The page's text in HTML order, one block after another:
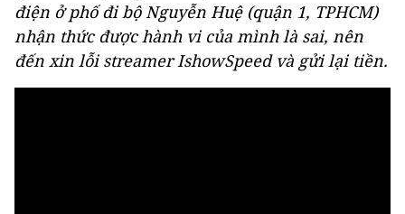
điện ở phố đi bộ Nguyễn Huệ (quận 1, TPHCM)
nhận thức được hành vi của mình là sai, nên
đến xin lỗi streamer IshowSpeed và gửi lại tiền.